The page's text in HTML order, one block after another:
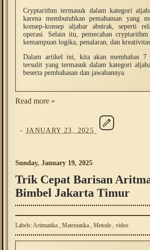
Cryptarithm termasuk dalam kategori
karena membutuhkan pemahaman yang
konsep-konsep aljabar abstrak, seperti
operasi. Selain itu, pemecahan
kemampuan logika, penalaran, dan
Dalam artikel ini, kita akan membahas 7
tersulit yang termasuk dalam kategori
beserta pembahasan dan jawabannya.
Read more »
- JANUARY 23, 2025
Sunday, January 19, 2025
Trik Cepat Barisan
Bimbel Jakarta Timur
Labels:Aritmatika , Matematika , Metode , video